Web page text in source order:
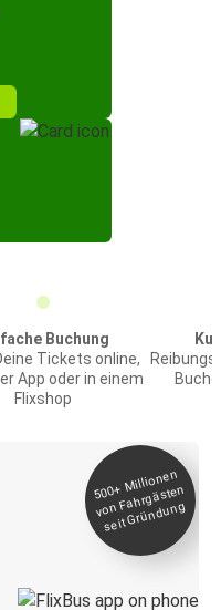
Buchung
Tickets online,
App oder in einem
Flixshop
500+
Millionen
von Fahrgästen
seit
Gründung